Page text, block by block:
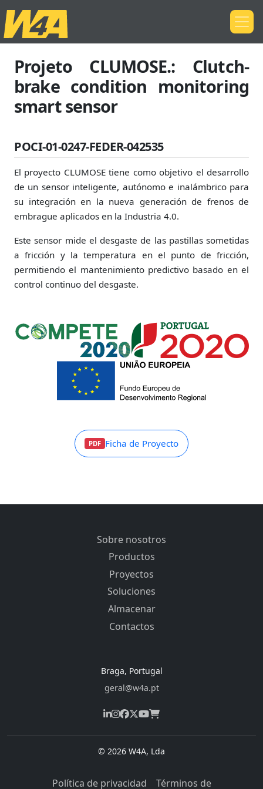
Projeto CLUMOSE.: Clutch-
brake condition monitoring
smart sensor
POCI-01-0247-FEDER-042535
El proyecto CLUMOSE tiene como objetivo el desarrollo
de un sensor inteligente, autónomo e inalámbrico para
su integración en la nueva generación de frenos de
embrague aplicados en la Industria 4.0.
Este sensor mide el desgaste de las pastillas sometidas
a fricción y la temperatura en el punto de fricción,
permitiendo el mantenimiento predictivo basado en el
control continuo del desgaste.
PDF Ficha de Proyecto
Sobre nosotros
Productos
Proyectos
Soluciones
Almacenar
Contactos
Braga, Portugal
geral@w4a.pt
© 2026 W4A, Lda
Política de privacidad Términos de